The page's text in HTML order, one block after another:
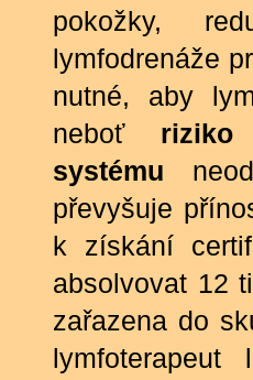
pokožky,
lymfodrenáže
nutné, aby
neboť riziko
systému
převyšuje
k získání
absolvovat 12
zařazena do